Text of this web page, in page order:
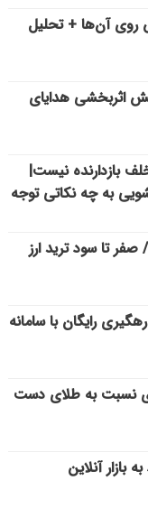
آن‌ها + تحلیل
اثربخشی هدایای
بازدارنده نیست|
به چه نکاتی توجه
تا سود ترید ارز
رایگان با سامانه
نسبت به طلای دست
آنلاین